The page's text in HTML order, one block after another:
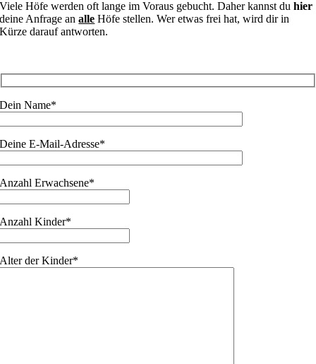
Viele Höfe werden oft lange im Voraus gebucht. Daher kannst duhier
deine Anfrage analle Höfe stellen. Wer etwas frei hat, wird dir in
Kürze darauf antworten.
Dein Name*
Deine E-Mail-Adresse*
Anzahl Erwachsene*
Anzahl Kinder*
Alter der Kinder*